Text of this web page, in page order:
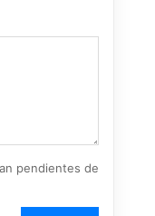
pendientes de